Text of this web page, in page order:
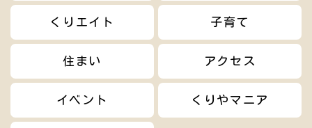
くりエイト 子育て
住まい アクセス
イベント くりやマニア